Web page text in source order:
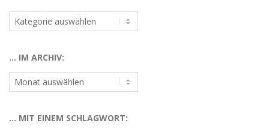
…
nach
… IM ARCHIV:
…
im
… MIT EINEM SCHLAGWORT: